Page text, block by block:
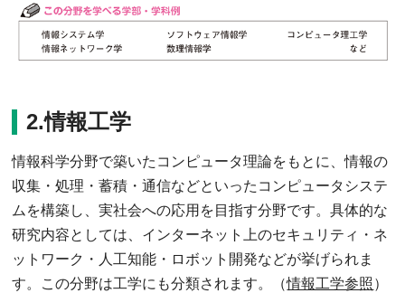
2.情報工学
情報科学分野で築いたコンピュータ理論をもとに、情報の
収集・処理・蓄積・通信などといったコンピュータシステ
ムを構築し、実社会への応用を目指す分野です。具体的な
研究内容としては、インターネット上のセキュリティ・ネ
ットワーク・人工知能・ロボット開発などが挙げられま
す。この分野は工学にも分類されます。（情報工学参照）